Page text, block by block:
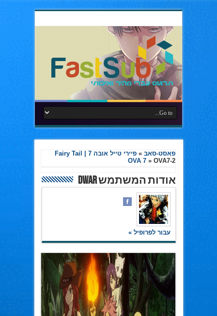
פאסט-סאב »
פיירי טייל אובה 7 | Fairy Tail
OVA 7» OVA7-2
אודות המשתמש Dwar
עבור לפרופיל »